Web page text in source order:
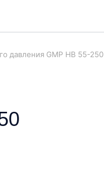
давления GMP HB 55-250